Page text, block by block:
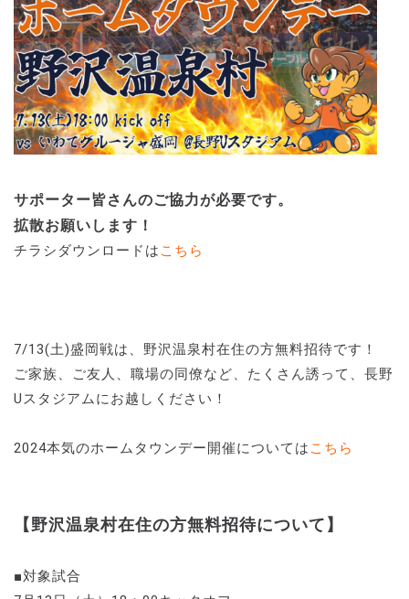
サポーター皆さんのご協力が必要です。
拡散お願いします！
チラシダウンロードは こちら
7/13(土)盛岡戦は、野沢温泉村在住の方無料招待です！
ご家族、ご友人、職場の同僚など、たくさん誘って、長野
Uスタジアムにお越しください！
2024本気のホームタウンデー開催については こちら
【野沢温泉村在住の方無料招待について】
■対象試合